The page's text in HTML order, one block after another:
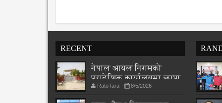
RECENT
नेपाल आयल निगमको
प्रादेशिक कार्यालयमा छापा
RatoTara 8/5/2026